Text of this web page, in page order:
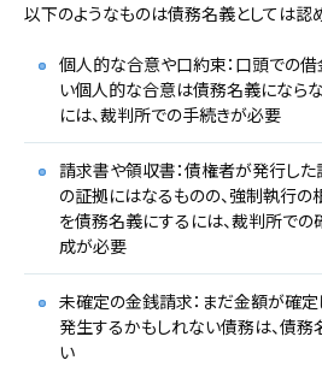
以下のようなものは債務名義としては認
個人的な合意や口約束：口頭での
い個人的な合意は債務名義になら
には、裁判所での手続きが必要
請求書や領収書：債権者が発行し
の証拠にはなるものの、強制執行の
を債務名義にするには、裁判所で
成が必要
未確定の金銭請求：まだ金額が確定
発生するかもしれない債務は、債務
い